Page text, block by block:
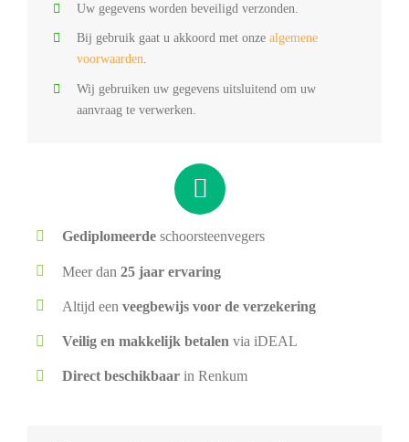
Uw gegevens worden beveiligd verzonden.
Bij gebruik gaat u akkoord met onze algemene
voorwaarden.
Wij gebruiken uw gegevens uitsluitend om uw
aanvraag te verwerken.
Gediplomeerde schoorsteenvegers
Meer dan25 jaar ervaring
Altijd eenveegbewijs voor de verzekering
Veilig en makkelijk betalen via iDEAL
Direct beschikbaar in Renkum